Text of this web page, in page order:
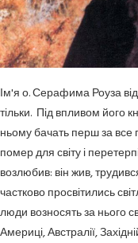
Ім'я о. Серафима Роуза
тільки. Під впливом його
ньому бачать перш за все
помер для світу і
возлюбив: він жив,
частково просвітились
люди возносять за нього
Америці, Австралії,